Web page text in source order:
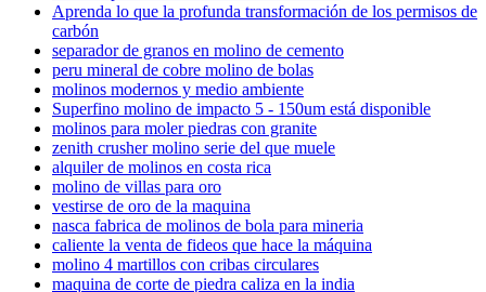
Aprenda lo que la profunda transformación de los permisos de
carbón
separador de granos en molino de cemento
peru mineral de cobre molino de bolas
molinos modernos y medio ambiente
Superfino molino de impacto 5 - 150um está disponible
molinos para moler piedras con granite
zenith crusher molino serie del que muele
alquiler de molinos en costa rica
molino de villas para oro
vestirse de oro de la maquina
nasca fabrica de molinos de bola para mineria
caliente la venta de fideos que hace la máquina
molino 4 martillos con cribas circulares
maquina de corte de piedra caliza en la india